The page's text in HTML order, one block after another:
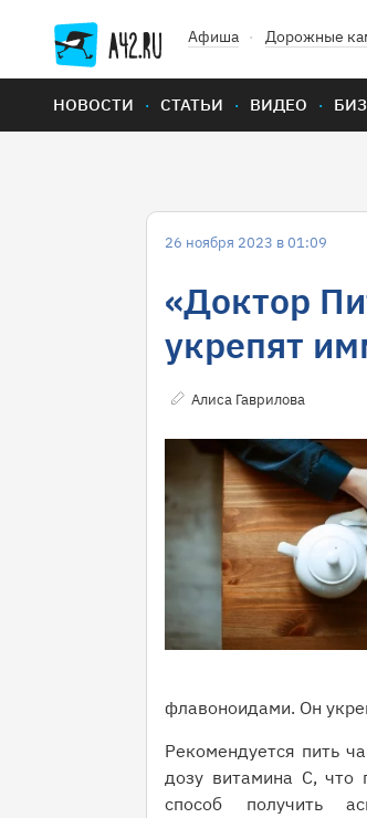
Афиша Дорожные
НОВОСТИ СТАТЬИ ВИДЕО
26 ноября 2023 в 01:09
«Доктор
укрепят
Алиса Гаврилова
флавоноидами. Он
Рекомендуется пить
дозу витамина С, что
способ получить